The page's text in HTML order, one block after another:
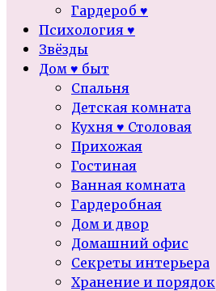
Гардероб ♥
Психология ♥
Звёзды
Дом ♥ быт
Спальня
Детская комната
Кухня ♥ Столовая
Прихожая
Гостиная
Ванная комната
Гардеробная
Дом и двор
Домашний офис
Секреты интерьера
Хранение и порядок